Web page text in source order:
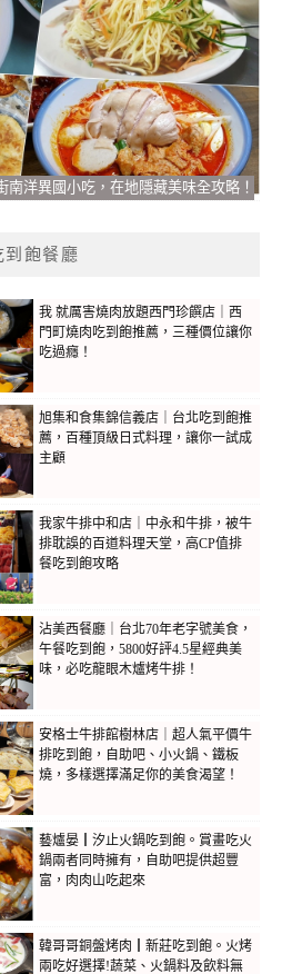
洋異國小吃，在地隱藏美味全攻略！
到飽餐廳
我 就厲害燒肉放題西門珍饌店｜西
門町燒肉吃到飽推薦，三種價位讓你
吃過癮！
旭集和食集錦信義店｜台北吃到飽推
薦，百種頂級日式料理，讓你一試成
主顧
我家牛排中和店｜中永和牛排，被牛
排耽誤的百道料理天堂，高CP值排
餐吃到飽攻略
沾美西餐廳｜台北70年老字號美食，
午餐吃到飽，5800好評4.5星經典美
味，必吃龍眼木爐烤牛排！
安格士牛排館樹林店｜超人氣平價牛
排吃到飽，自助吧、小火鍋、鐵板
燒，多樣選擇滿足你的美食渴望！
藝爐晏┃汐止火鍋吃到飽。賞畫吃火
鍋兩者同時擁有，自助吧提供超豐
富，肉肉山吃起來
韓哥哥銅盤烤肉┃新莊吃到飽。火烤
兩吃好選擇!蔬菜、火鍋料及飲料無